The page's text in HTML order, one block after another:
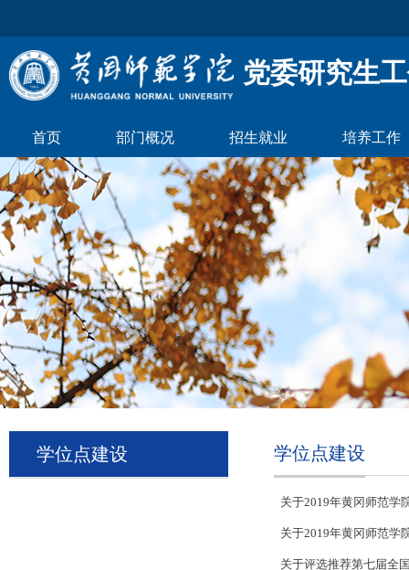
党委研究生
首页 部门概况 招生就业 培养工作
学位点建设 学位点建设
关于2019年黄冈师范学
关于2019年黄冈师范学
关于评选推荐第七届全